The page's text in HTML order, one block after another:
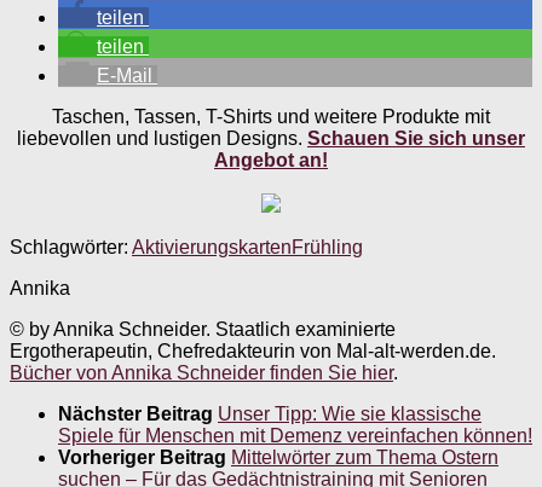
teilen
teilen
E-Mail
Taschen, Tassen, T-Shirts und weitere Produkte mit
liebevollen und lustigen Designs. Schauen Sie sich unser
Angebot an!
Schlagwörter: AktivierungskartenFrühling
Annika
© by Annika Schneider. Staatlich examinierte
Ergotherapeutin, Chefredakteurin von Mal-alt-werden.de.
Bücher von Annika Schneider finden Sie hier.
Nächster Beitrag Unser Tipp: Wie sie klassische
Spiele für Menschen mit Demenz vereinfachen können!
Vorheriger Beitrag Mittelwörter zum Thema Ostern
suchen – Für das Gedächtnistraining mit Senioren